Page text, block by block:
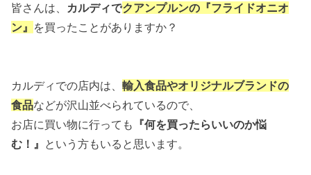
皆さんは、 カルディでクアンプルンの『フライドオニオ
ン』 を買ったことがありますか？
カルディでの店内は、輸入食品やオリジナルブランドの
食品などが沢山並べられているので、
お店に買い物に行っても
『何を買ったらいいのか悩
む！』 という方もいると思います。